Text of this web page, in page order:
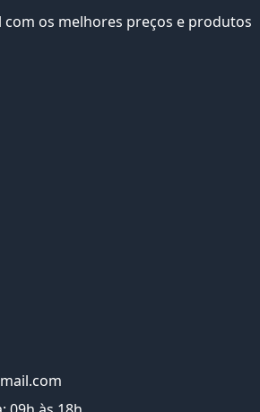
os melhores preços e produtos